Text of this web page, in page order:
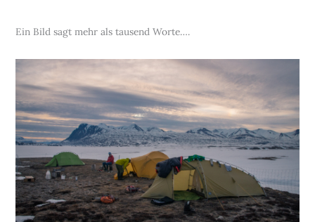
Ein Bild sagt mehr als tausend Worte….